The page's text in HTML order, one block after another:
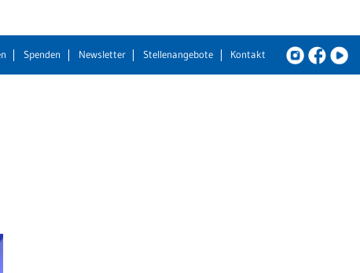
Spenden Newsletter Stellenangebote Kontakt